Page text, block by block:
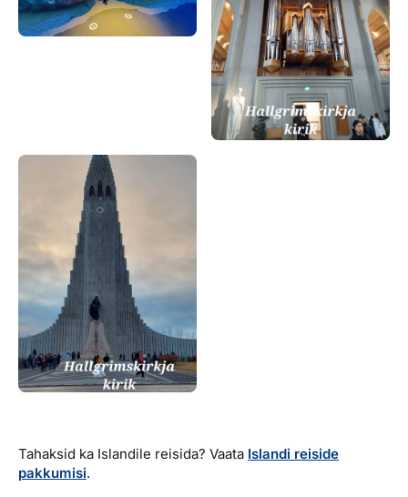
Tahaksid ka Islandile reisida? Vaata Islandi reiside
pakkumisi.